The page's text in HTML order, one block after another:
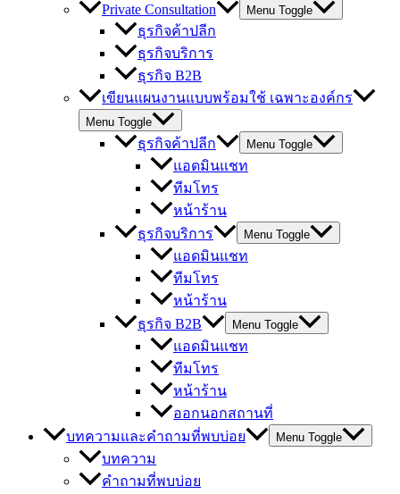
Private Consultation
Menu Toggle
ธุรกิจค้าปลีก
ธุรกิจบริการ
ธุรกิจ B2B
เขียนแผนงานแบบพร้อมใช้ เฉพาะองค์กร
Menu Toggle
ธุรกิจค้าปลีก Menu Toggle
แอดมินแชท
ทีมโทร
หน้าร้าน
ธุรกิจบริการ
Menu Toggle
แอดมินแชท
ทีมโทร
หน้าร้าน
ธุรกิจ B2B
Menu Toggle
แอดมินแชท
ทีมโทร
หน้าร้าน
ออกนอกสถานที่
บทความและคำถามที่พบบ่อย
Menu Toggle
บทความ
คำถามที่พบบ่อย